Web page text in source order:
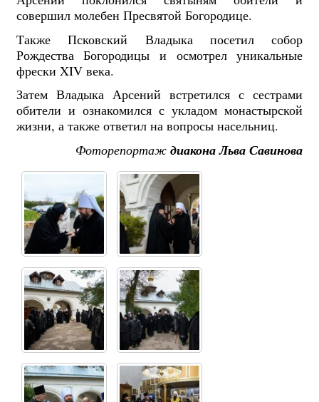
совершил молебен Пресвятой Богородице.
Также Псковский Владыка посетил собор
Рождества Богородицы и осмотрел уникальные
фрески XIV века.
Затем Владыка Арсений встретился с сестрами
обители и ознакомился с укладом монастырской
жизни, а также ответил на вопросы насельниц.
Фоторепортаждиакона Льва Савинова